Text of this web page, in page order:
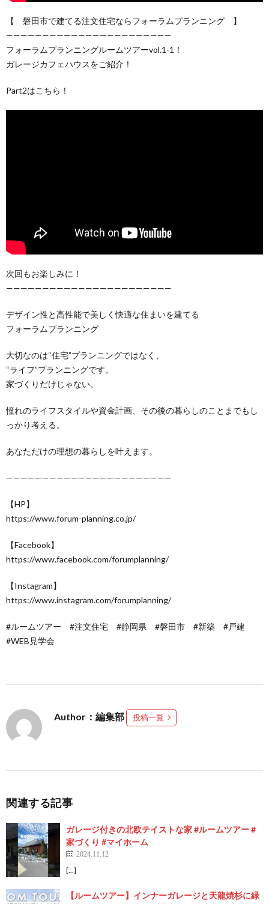
【 磐田市で建てる注文住宅ならフォーラムプランニング 】
———————————————————————
フォーラムプランニングルームツアーvol.1-1！
ガレージカフェハウスをご紹介！
Part2はこちら！
次回もお楽しみに！
———————————————————————
デザイン性と高性能で美しく快適な住まいを建てる
フォーラムプランニング
大切なのは“住宅”プランニングではなく、
“ライフ”プランニングです。
家づくりだけじゃない。
憧れのライフスタイルや資金計画、その後の暮らしのことまでもし
っかり考える。
あなただけの理想の暮らしを叶えます。
———————————————————————
【HP】
https://www.forum-planning.co.jp/
【Facebook】
https://www.facebook.com/forumplanning/
【Instagram】
https://www.instagram.com/forumplanning/
#ルームツアー #注文住宅 #静岡県 #磐田市 #新築 #戸建
#WEB見学会
Author：編集部 投稿一覧
関連する記事
ガレージ付きの北欧テイストな家 #ルームツアー #
家づくり #マイホーム
2024.11.12
[…]
【ルームツアー】インナーガレージと天龍焼杉に緑